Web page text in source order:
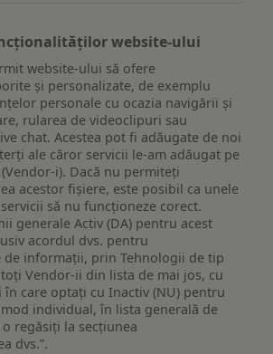
website-ului
website-ului să ofere
și personalizate, de exemplu
personale cu ocazia navigării și
rularea de videoclipuri sau
chat. Acestea pot fi adăugate de noi
ale căror servicii le-am adăugat pe
i). Dacă nu permiteți
acestor fișiere, este posibil ca unele
să nu funcționeze corect.
generale Activ (DA) pentru acest
acordul dvs. pentru
de informații, prin Tehnologii de tip
Vendor-ii din lista de mai jos, cu
în care optați cu Inactiv (NU) pentru
individual, în lista generală de
regăsiți la secțiunea
dvs.”.